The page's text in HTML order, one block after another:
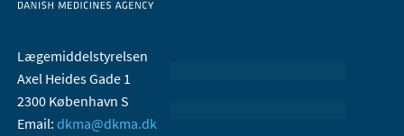
Lægemiddelstyrelsen
Axel Heides Gade 1
2300 København S
Email: dkma@dkma.dk